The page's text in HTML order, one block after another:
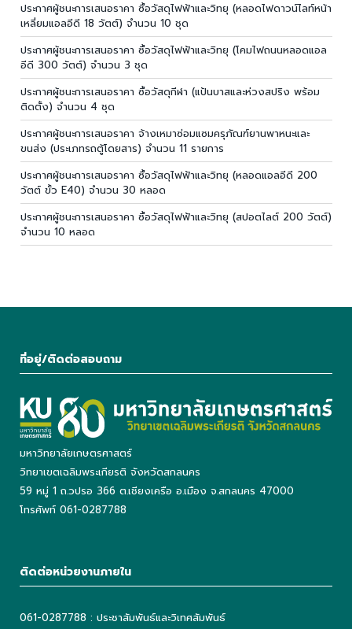
ประกาศผู้ชนะการเสนอราคา ซื้อวัสดุไฟฟ้าและวิทยุ (หลอดไฟดาวน์ไลท์หน้า
เหลี่ยมแอลอีดี 18 วัตต์) จำนวน 10 ชุด
ประกาศผู้ชนะการเสนอราคา ซื้อวัสดุไฟฟ้าและวิทยุ (โคมไฟถนนหลอดแอล
อีดี 300 วัตต์) จำนวน 3 ชุด
ประกาศผู้ชนะการเสนอราคา ซื้อวัสดุกีฬา (แป้นบาสและห่วงสปริง พร้อม
ติดตั้ง) จำนวน 4 ชุด
ประกาศผู้ชนะการเสนอราคา จ้างเหมาซ่อมแซมครุภัณฑ์ยานพาหนะและ
ขนส่ง (ประเภทรถตู้โดยสาร) จำนวน 11 รายการ
ประกาศผู้ชนะการเสนอราคา ซื้อวัสดุไฟฟ้าและวิทยุ (หลอดแอลอีดี 200
วัตต์ ขั้ว E40) จำนวน 30 หลอด
ประกาศผู้ชนะการเสนอราคา ซื้อวัสดุไฟฟ้าและวิทยุ (สปอตไลต์ 200 วัตต์)
จำนวน 10 หลอด
ที่อยู่/ติดต่อสอบถาม
มหาวิทยาลัยเกษตรศาสตร์
วิทยาเขตเฉลิมพระเกียรติ จังหวัดสกลนคร
59 หมู่ 1 ถ.วปรอ 366 ต.เชียงเครือ อ.เมือง จ.สกลนคร 47000
โทรศัพท์ 061-0287788
ติดต่อหน่วยงานภายใน
061-0287788 : ประชาสัมพันธ์และวิเทศสัมพันธ์